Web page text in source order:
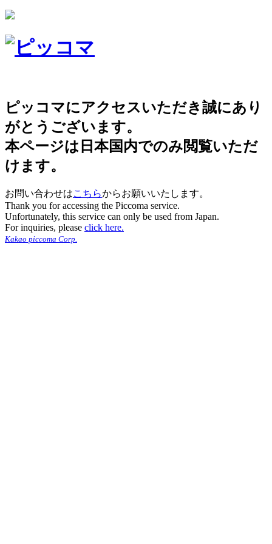
ピッコマにアクセスいただき誠にあり
がとうございます。
本ページは日本国内でのみ閲覧いただ
けます。
お問い合わせはこちらからお願いいたします。
Thank you for accessing the Piccoma service.
Unfortunately, this service can only be used from Japan.
For inquiries, please click here.
Kakao piccoma Corp.